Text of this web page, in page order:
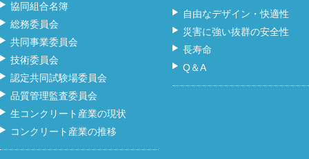
協同組合名簿
総務委員会
共同事業委員会
技術委員会
認定共同試験場委員会
品質管理監査委員会
生コンクリート産業の現状
コンクリート産業の推移
自由なデザイン・快適性
災害に強い抜群の安全性
長寿命
Q＆A